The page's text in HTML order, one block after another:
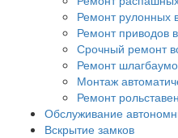
Ремонт рулонных
Ремонт приводов
Срочный ремонт
Ремонт
Монтаж
Ремонт рольставен
Обслуживание
Вскрытие замков